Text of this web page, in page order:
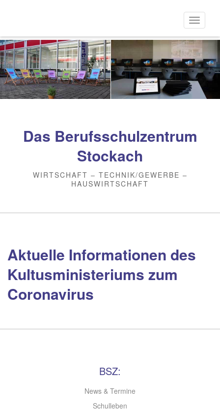
Inhalt
Das Berufsschulzentrum
Stockach
WIRTSCHAFT – TECHNIK/GEWERBE –
HAUSWIRTSCHAFT
Aktuelle Informationen des
Kultusministeriums zum
Coronavirus
BSZ:
News & Termine
Schulleben